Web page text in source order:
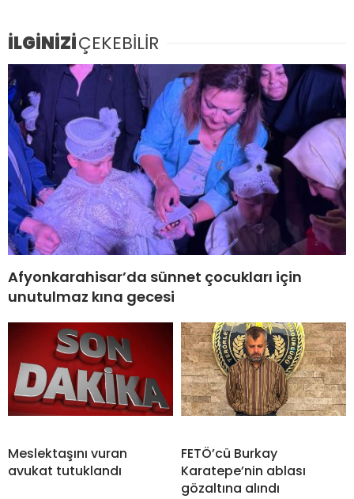
İLGİNİZİÇEKEBİLİR
Afyonkarahisar’da sünnet çocukları için
unutulmaz kına gecesi
Meslektaşını vuran
avukat tutuklandı
FETÖ’cü Burkay
Karatepe’nin ablası
gözaltına alındı